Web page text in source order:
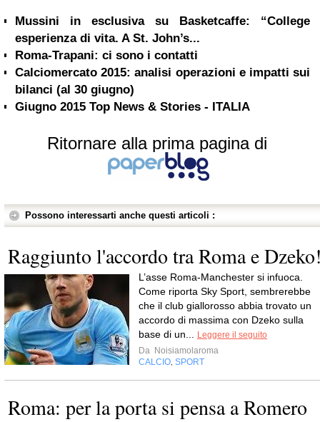
Mussini in esclusiva su Basketcaffe: “College
esperienza di vita. A St. John’s...
Roma-Trapani: ci sono i contatti
Calciomercato 2015: analisi operazioni e impatti sui
bilanci (al 30 giugno)
Giugno 2015 Top News & Stories - ITALIA
Ritornare alla prima pagina di
Possono interessarti anche questi articoli :
Raggiunto l'accordo tra Roma e
L’asse Roma-Manchester si infuoca.
Come riporta Sky Sport, sembrerebbe
che il club giallorosso abbia trovato un
accordo di massima con Dzeko sulla
base di un...
Leggere il seguito
Da Noisiamolaroma
CALCIO SPORT
Roma: per la porta si pensa a Romero